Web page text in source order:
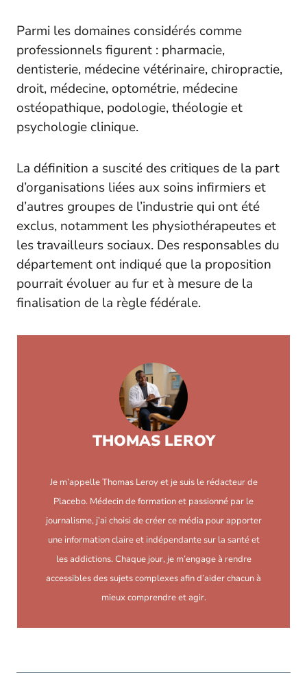
Parmi les domaines considérés comme
professionnels figurent : pharmacie,
dentisterie, médecine vétérinaire, chiropractie,
droit, médecine, optométrie, médecine
ostéopathique, podologie, théologie et
psychologie clinique.
La définition a suscité des critiques de la part
d’organisations liées aux soins infirmiers et
d’autres groupes de l’industrie qui ont été
exclus, notamment les physiothérapeutes et
les travailleurs sociaux. Des responsables du
département ont indiqué que la proposition
pourrait évoluer au fur et à mesure de la
finalisation de la règle fédérale.
THOMAS LEROY
Je m’appelle Thomas Leroy et je suis le rédacteur de
Placebo. Médecin de formation et passionné par le
journalisme, j’ai choisi de créer ce média pour apporter
une information claire et indépendante sur la santé et
les addictions. Chaque jour, je m’engage à rendre
accessibles des sujets complexes afin d’aider chacun à
mieux comprendre et agir.